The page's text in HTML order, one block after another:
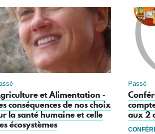
et Alimentation -
conséquences de nos choix
la santé humaine et celle
écosystèmes
Passé
aux 2